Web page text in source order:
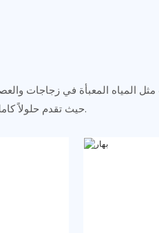
حيث تقدم حلولاً كاملة تشمل معالجة المياه والتعبئة والتشكيل بالنفخ والتغليف.